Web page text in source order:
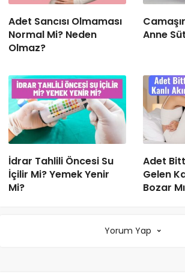
Adet Sancısı Olmaması
Normal Mi? Neden
Olmaz?
Anne
İdrar Tahlili Öncesi Su
İçilir Mi? Yemek Yenir
Mi?
Adet
Gelen
Bozar
Yorum Yap